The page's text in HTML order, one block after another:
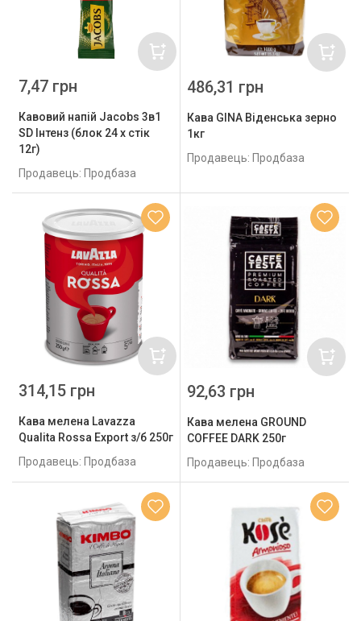
Кавовий напій Jacobs 3в1
SD Інтенз (блок 24 х стік
12г)
Продавець: Продбаза
7,47 грн
Кава GINA Віденська зерно
1кг
Продавець: Продбаза
486,31 грн
Кава мелена Lavazza
Qualita Rossa Export з/б 250г
Продавець: Продбаза
314,15 грн
Кава мелена GROUND
COFFEE DARK 250г
Продавець: Продбаза
92,63 грн